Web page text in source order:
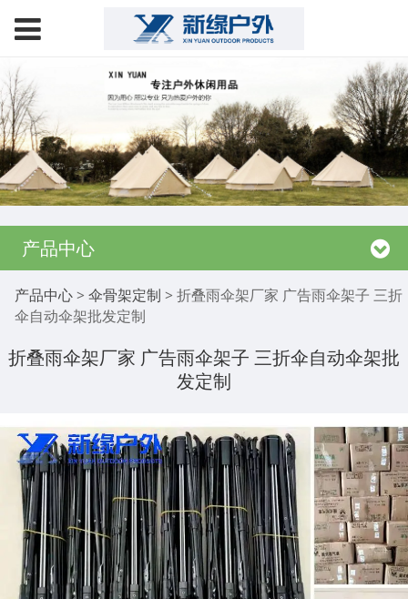
产品中心
折叠雨伞架厂家 广告雨
伞架子 三折伞自动伞架
产品中心> 伞骨架定制 > 折叠雨伞架厂家 广告雨伞架子 三折
伞自动伞架批发定制
折叠雨伞架厂家 广告雨伞架子 三折伞自动伞架批
发定制